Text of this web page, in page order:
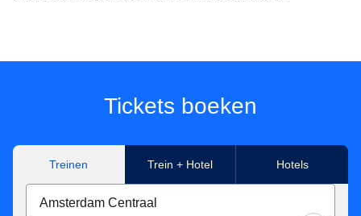
Tickets boeken
Treinen Trein + Hotel Hotels